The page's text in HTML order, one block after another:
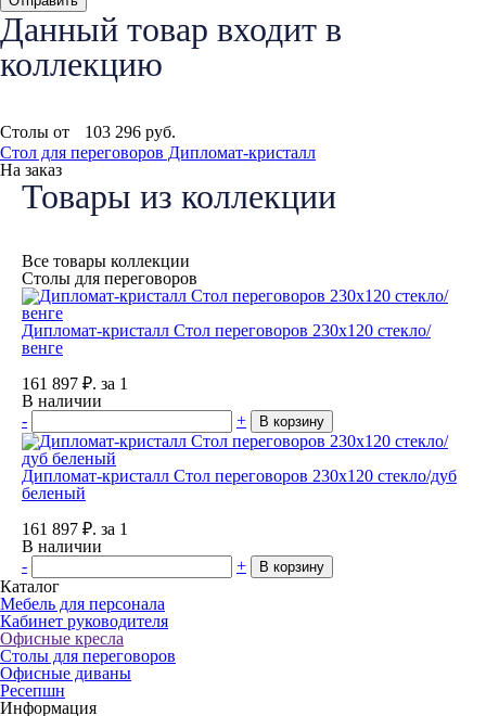
Данный товар входит в
коллекцию
Столы от 103 296 руб.
Стол для переговоров Дипломат-кристалл
На заказ
Товары из коллекции
Все товары коллекции
Столы для переговоров
Дипломат-кристалл Стол переговоров 230х120 стекло/
венге
161 897 ₽. за 1
В наличии
-
+ В корзину
Дипломат-кристалл Стол переговоров 230х120 стекло/дуб
беленый
161 897 ₽. за 1
В наличии
-
+ В корзину
Каталог
Мебель для персонала
Кабинет руководителя
Офисные кресла
Столы для переговоров
Офисные диваны
Ресепшн
Информация